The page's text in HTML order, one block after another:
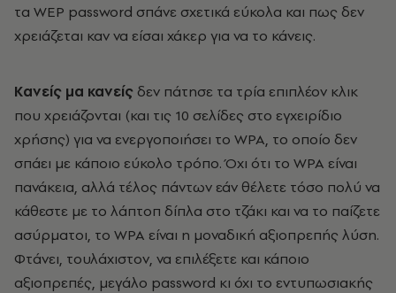
τα WEP password σπάνε σχετικά εύκολα και πως δεν
χρειάζεται καν να είσαι χάκερ για να το κάνεις.
Kανείς μα κανείς δεν πάτησε τα τρία επιπλέον κλικ
που χρειάζονται (και τις 10 σελίδες στο εγχειρίδιο
χρήσης) για να ενεργοποιήσει το WPA, το οποίο δεν
σπάει με κάποιο εύκολο τρόπο. Όχι ότι το WPA είναι
πανάκεια, αλλά τέλος πάντων εάν θέλετε τόσο πολύ να
κάθεστε με το λάπτοπ δίπλα στο τζάκι και να το παίζετε
ασύρματοι, το WPA είναι η μοναδική αξιοπρεπής λύση.
Φτάνει, τουλάχιστον, να επιλέξετε και κάποιο
αξιοπρεπές, μεγάλο password κι όχι το εντυπωσιακής